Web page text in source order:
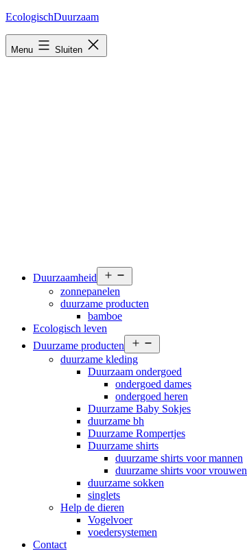
Ga
inhoud
EcologischDuurzaam
Menu Sluiten
Duurzaamheid
menu
zonnepanelen
duurzame producten
bamboe
Ecologisch leven
Duurzame producten
menu
duurzame kleding
Duurzaam ondergoed
ondergoed dames
ondergoed heren
Duurzame Baby Sokjes
duurzame bh
Duurzame Rompertjes
Duurzame shirts
duurzame shirts voor mannen
duurzame shirts voor vrouwen
duurzame sokken
singlets
Help de dieren
Vogelvoer
voedersystemen
Contact